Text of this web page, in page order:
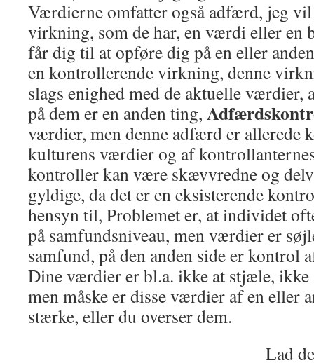
Værdierne omfatter også adfærd, jeg
virkning, som de har, en værdi eller en
får dig til at opføre dig på en eller
en kontrollerende virkning, denne
slags enighed med de aktuelle
på dem er en anden ting,
værdier, men denne adfærd er allerede
kulturens værdier og af
kontroller kan være skævvredne og
gyldige, da det er en eksisterende
hensyn til, Problemet er, at individet
på samfundsniveau, men værdier er
samfund, på den anden side er kontrol
Dine værdier er bl.a. ikke at stjæle, ikke
men måske er disse værdier af en eller
stærke, eller du overser dem.
Lad det være